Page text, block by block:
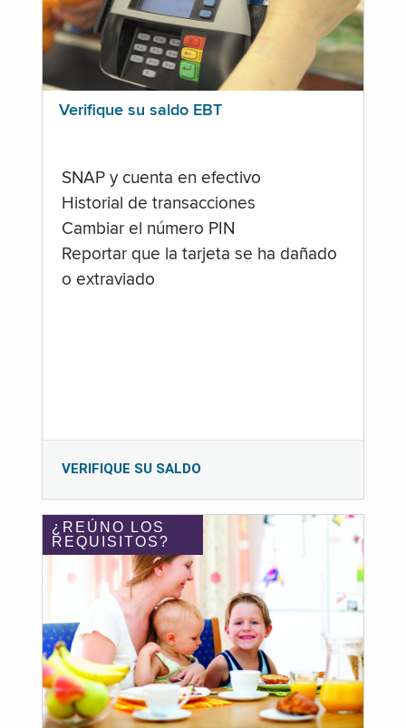
Verifique su saldo EBT
SNAP y cuenta en efectivo
Historial de transacciones
Cambiar el número PIN
Reportar que la tarjeta se ha dañado
o extraviado
VERIFIQUE SU SALDO
¿REÚNO LOS
REQUISITOS?